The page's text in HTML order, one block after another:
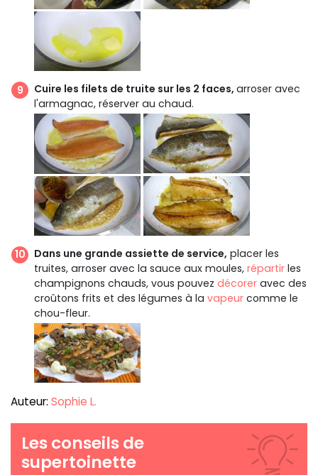
Cuire les filets de truite sur les 2 faces, arroser avec
l'armagnac, réserver au chaud.
Dans une grande assiette de service, placer les
truites, arroser avec la sauce aux moules, répartir les
champignons chauds, vous pouvez décorer avec des
croûtons frits et des légumes à la vapeur comme le
chou-fleur.
Auteur: Sophie L.
Les conseils de
supertoinette